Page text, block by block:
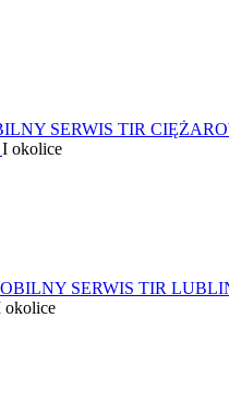
SERWIS TIR
I okolice
SERWIS TIR
okolice